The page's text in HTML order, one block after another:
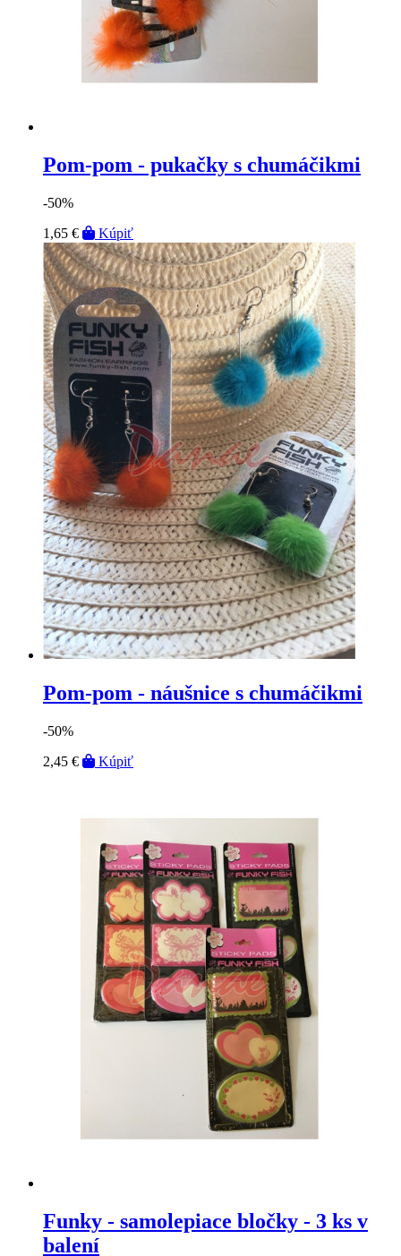
Pom-pom - pukačky s chumáčikmi
-50%
1,65 €
Kúpiť
Pom-pom - náušnice s chumáčikmi
-50%
2,45 €
Kúpiť
Funky - samolepiace bločky - 3 ks v
balení